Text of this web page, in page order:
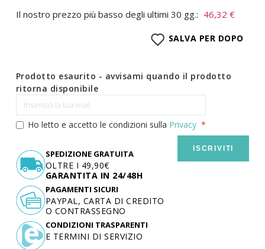
Il nostro prezzo più basso degli ultimi 30 gg.: 46,32 €
SALVA PER DOPO
Prodotto esaurito - avvisami quando il prodotto
ritorna disponibile
Ho letto e accetto le condizioni sulla Privacy
ISCRIVITI
SPEDIZIONE GRATUITA
OLTRE I 49,90€
GARANTITA IN 24/48H
PAGAMENTI SICURI
PAYPAL, CARTA DI CREDITO
O CONTRASSEGNO
CONDIZIONI TRASPARENTI
E TERMINI DI SERVIZIO